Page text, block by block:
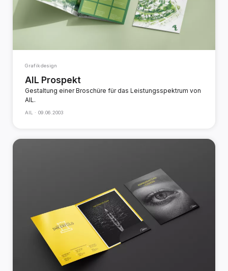
Grafikdesign
AIL Prospekt
Gestaltung einer Broschüre für das Leistungsspektrum von
AIL.
AIL · 09.06.2003